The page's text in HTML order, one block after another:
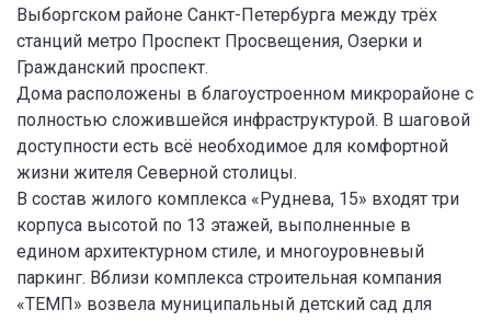
Выборгском районе Санкт-Петербурга между трёх
станций метро Проспект Просвещения, Озерки и
Гражданский проспект.
Дома расположены в благоустроенном микрорайоне с
полностью сложившейся инфраструктурой. В шаговой
доступности есть всё необходимое для комфортной
жизни жителя Северной столицы.
В состав жилого комплекса «Руднева, 15» входят три
корпуса высотой по 13 этажей, выполненные в
едином архитектурном стиле, и многоуровневый
паркинг. Вблизи комплекса строительная компания
«ТЕМП» возвела муниципальный детский сад для